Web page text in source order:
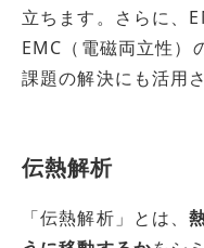
立ちます。さらに、
EMC（電磁両立性）
課題の解決にも活用
伝熱解析
「伝熱解析」とは、